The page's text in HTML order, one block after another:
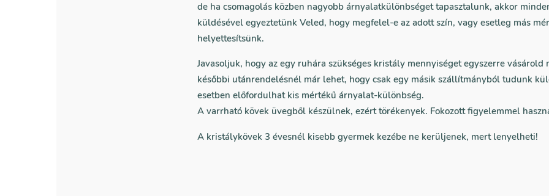
de ha csomagolás közben nagyobb árnyalatkülönbséget tapasztalunk, akkor
küldésével egyeztetünk Veled, hogy megfelel-e az adott szín, vagy esetleg más
helyettesítsünk.
Javasoljuk, hogy az egy ruhára szükséges kristály mennyiséget egyszerre vásárold
későbbi utánrendelésnél már lehet, hogy csak egy másik szállítmányból tudunk
esetben előfordulhat kis mértékű árnyalat-különbség.
A varrható kövek üvegből készülnek, ezért törékenyek. Fokozott figyelemmel
A kristálykövek 3 évesnél kisebb gyermek kezébe ne kerüljenek, mert lenyelheti!